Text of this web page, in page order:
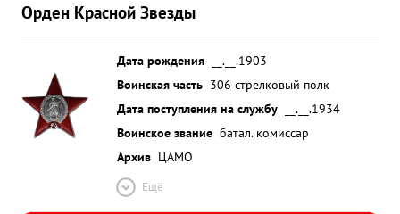
Орден Красной Звезды
Дата рождения
__.__.1903
Воинская часть 306 стрелковый полк
Дата поступления на службу
__.__.1934
Воинское звание батал. комиссар
Архив ЦАМО
Ещё